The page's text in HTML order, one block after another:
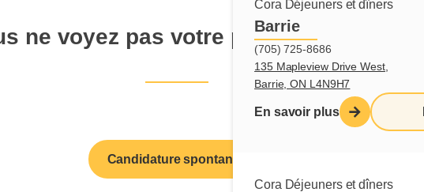
Cora Déjeuners et dîners
Barrie
(705) 725-8686
135 Mapleview Drive West,
Barrie, ON L4N9H7
En savoir plus
Cora Déjeuners et dîners
ne voyez pas votre poste de rêve?
Candidature spontanée